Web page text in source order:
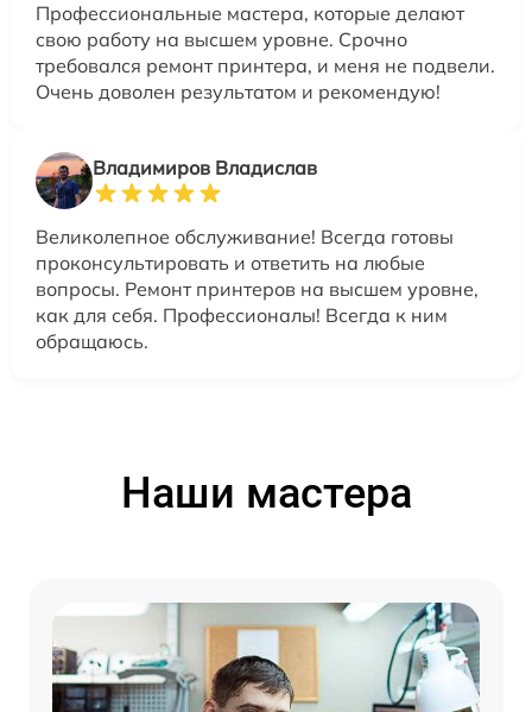
Профессиональные мастера, которые делают
свою работу на высшем уровне. Срочно
требовался ремонт принтера, и меня не подвели.
Очень доволен результатом и рекомендую!
Владимиров Владислав
Великолепное обслуживание! Всегда готовы
проконсультировать и ответить на любые
вопросы. Ремонт принтеров на высшем уровне,
как для себя. Профессионалы! Всегда к ним
обращаюсь.
Наши мастера